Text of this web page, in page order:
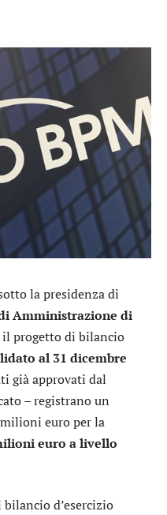
la presidenza di
Amministrazione di
il progetto di bilancio
al 31 dicembre
già approvati dal
– registrano un
euro per la
euro a livello
d’esercizio